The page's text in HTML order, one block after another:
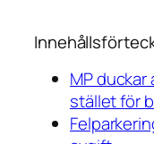
MP duckar
stället för